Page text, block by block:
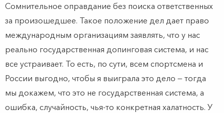
Сомнительное оправдание без поиска ответственных
за произошедшее. Такое положение дел дает право
международным организациям заявлять, что у нас
реально государственная допинговая система, и нас
все устраивает. То есть, по сути, всем спортсмена и
России выгодно, чтобы я выиграла это дело — тогда
мы докажем, что это не государственная система, а
ошибка, случайность, чья-то конкретная халатность. У